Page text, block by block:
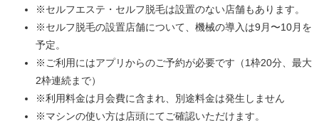
※セルフエステ・セルフ脱毛は設置のない店舗もあります。
※セルフ脱毛の設置店舗について、機械の導入は9月〜10月を
予定。
※ご利用にはアプリからのご予約が必要です（1枠20分、最大
2枠連続まで）
※利用料金は月会費に含まれ、別途料金は発生しません
※マシンの使い方は店頭にてご確認いただけます。